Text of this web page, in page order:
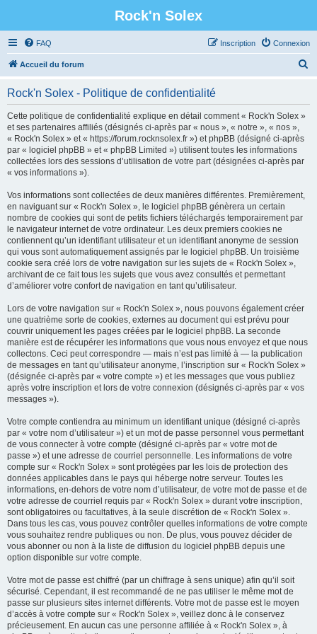
Rock'n Solex
FAQ Connexion
Inscription
Accueil du forum
Rock'n Solex - Politique de confidentialité
Cette politique de confidentialité explique en détail comment « Rock'n Solex »
et ses partenaires affiliés (désignés ci-après par « nous », « notre », « nos »,
« Rock'n Solex » et « https://forum.rocknsolex.fr ») et phpBB (désigné ci-après
par « logiciel phpBB » et « phpBB Limited ») utilisent toutes les informations
collectées lors des sessions d’utilisation de votre part (désignées ci-après par
« vos informations »).
Vos informations sont collectées de deux manières différentes. Premièrement,
en naviguant sur « Rock'n Solex », le logiciel phpBB génèrera un certain
nombre de cookies qui sont de petits fichiers téléchargés temporairement par
le navigateur internet de votre ordinateur. Les deux premiers cookies ne
contiennent qu’un identifiant utilisateur et un identifiant anonyme de session
qui vous sont automatiquement assignés par le logiciel phpBB. Un troisième
cookie sera créé lors de votre navigation sur les sujets de « Rock'n Solex »,
archivant de ce fait tous les sujets que vous avez consultés et permettant
d’améliorer votre confort de navigation en tant qu’utilisateur.
Lors de votre navigation sur « Rock'n Solex », nous pouvons également créer
une quatrième sorte de cookies, externes au document qui est prévu pour
couvrir uniquement les pages créées par le logiciel phpBB. La seconde
manière est de récupérer les informations que vous nous envoyez et que nous
collectons. Ceci peut correspondre — mais n’est pas limité à — la publication
de messages en tant qu’utilisateur anonyme, l’inscription sur « Rock'n Solex »
(désignée ci-après par « votre compte ») et les messages que vous publiez
après votre inscription et lors de votre connexion (désignés ci-après par « vos
messages »).
Votre compte contiendra au minimum un identifiant unique (désigné ci-après
par « votre nom d’utilisateur ») et un mot de passe personnel vous permettant
de vous connecter à votre compte (désigné ci-après par « votre mot de
passe ») et une adresse de courriel personnelle. Les informations de votre
compte sur « Rock'n Solex » sont protégées par les lois de protection des
données applicables dans le pays qui héberge notre serveur. Toutes les
informations, en-dehors de votre nom d’utilisateur, de votre mot de passe et de
votre adresse de courriel requis par « Rock'n Solex » durant votre inscription,
sont obligatoires ou facultatives, à la seule discrétion de « Rock'n Solex ».
Dans tous les cas, vous pouvez contrôler quelles informations de votre compte
vous souhaitez rendre publiques ou non. De plus, vous pouvez décider de
vous abonner ou non à la liste de diffusion du logiciel phpBB depuis une
option disponible sur votre compte.
Votre mot de passe est chiffré (par un chiffrage à sens unique) afin qu’il soit
sécurisé. Cependant, il est recommandé de ne pas utiliser le même mot de
passe sur plusieurs sites internet différents. Votre mot de passe est le moyen
d’accès à votre compte sur « Rock'n Solex », veillez donc à le conservez
précieusement. En aucun cas une personne affiliée à « Rock'n Solex », à